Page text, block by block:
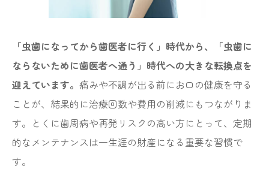
「虫歯になってから歯医者に行く」時代から、「虫歯に
ならないために歯医者へ通う」時代への大きな転換点を
迎えています。 痛みや不調が出る前にお口の健康を守る
ことが、結果的に治療回数や費用の削減にもつながりま
す。とくに歯周病や再発リスクの高い方にとって、定期
的なメンテナンスは一生涯の財産になる重要な習慣で
す。